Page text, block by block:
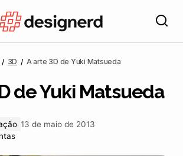
3D A arte 3D de Yuki Matsueda
de Yuki Matsueda
13 de maio de 2013